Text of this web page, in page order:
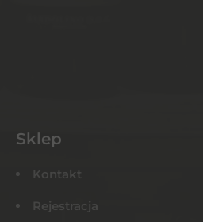
Sklep
Kontakt
Rejestracja